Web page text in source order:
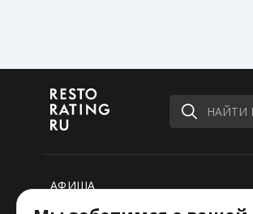
НАЙТИ
АФИША